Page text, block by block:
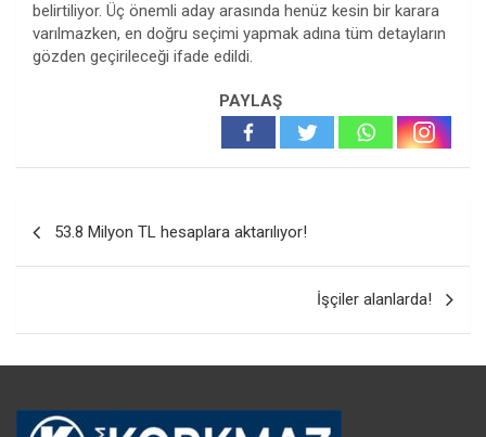
belirtiliyor. Üç önemli aday arasında henüz kesin bir karara
varılmazken, en doğru seçimi yapmak adına tüm detayların
gözden geçirileceği ifade edildi.
PAYLAŞ
gezinmesi
53.8 Milyon TL hesaplara aktarılıyor!
İşçiler alanlarda!